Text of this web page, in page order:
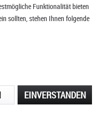
Camp
Funktionalität bieten
sollten, stehen Ihnen folgende
EINVERSTANDEN